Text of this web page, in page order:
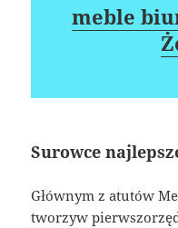
meble
Surowce
Głównym z atutów
tworzyw